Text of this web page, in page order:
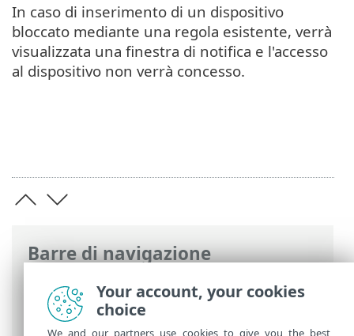
Barre di navigazione
Guida online ESET>ESET Smart Security
Premium
>Configurazione avanzata
Protezioni
> Controllo dispositivo
In caso di inserimento di un dispositivo
bloccato mediante una regola esistente, verrà
visualizzata una finestra di notifica e l'accesso
al dispositivo non verrà concesso.
Your account, your cookies
choice
We and our partners use cookies to give you the best